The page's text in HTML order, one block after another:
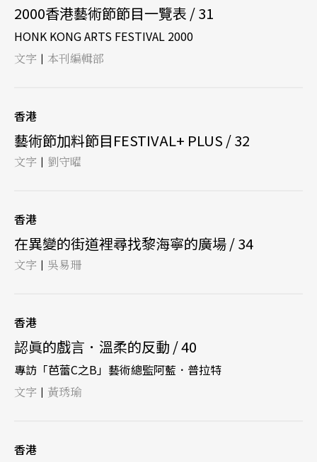
2000香港藝術節節目一覽表 / 31
HONK KONG ARTS FESTIVAL 2000
文字 | 本刊編輯部
香港
藝術節加料節目FESTIVAL+ PLUS / 32
文字 | 劉守曜
香港
在異變的街道裡尋找黎海寧的廣場 / 34
文字 | 吳易珊
香港
認眞的戲言．溫柔的反動 / 40
專訪「芭蕾C之B」藝術總監阿藍．普拉特
文字 | 黃琇瑜
香港